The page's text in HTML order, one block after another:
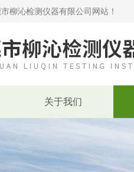
柳沁检测仪器有限公司网站！
关于我们